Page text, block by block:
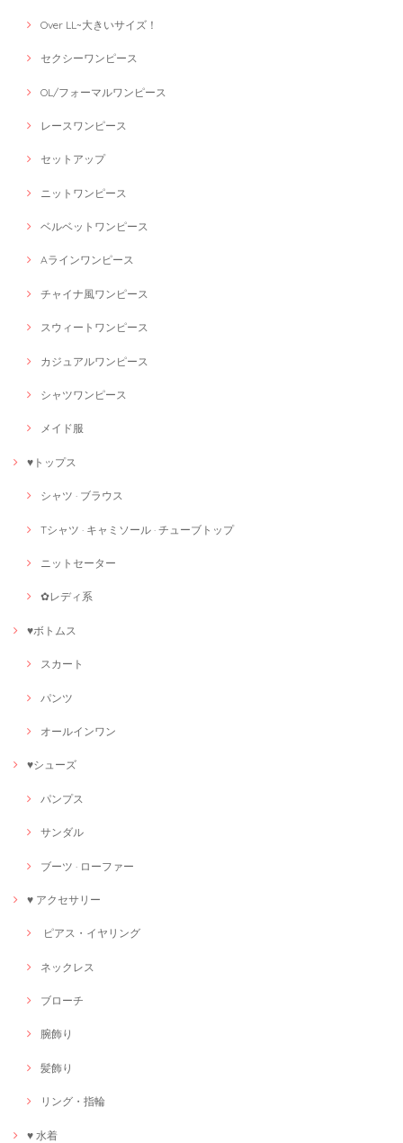
Over LL~大きいサイズ！
セクシーワンピース
OL/フォーマルワンピース
レースワンピース
セットアップ
ニットワンピース
ベルベットワンピース
Aラインワンピース
チャイナ風ワンピース
スウィートワンピース
カジュアルワンピース
シャツワンピース
メイド服
♥トップス
シャツ · ブラウス
Tシャツ · キャミソール · チューブトップ
ニットセーター
✿レディ系
♥ボトムス
スカート
パンツ
オールインワン
♥シューズ
パンプス
サンダル
ブーツ · ローファー
♥ アクセサリー
ピアス・イヤリング
ネックレス
ブローチ
腕飾り
髪飾り
リング・指輪
♥ 水着